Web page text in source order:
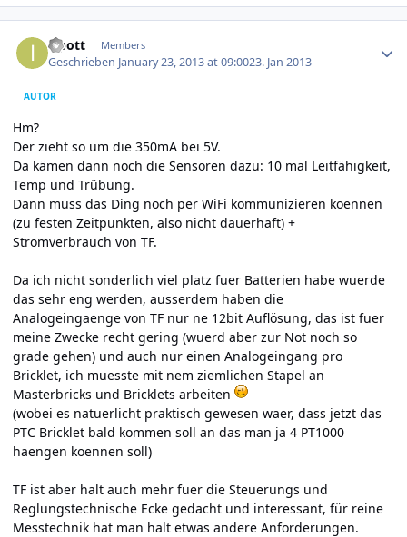
ispott Members
Geschrieben January 23, 2013 at 09:0023. Jan 2013
AUTOR
Hm?
Der zieht so um die 350mA bei 5V.
Da kämen dann noch die Sensoren dazu: 10 mal Leitfähigkeit,
Temp und Trübung.
Dann muss das Ding noch per WiFi kommunizieren koennen
(zu festen Zeitpunkten, also nicht dauerhaft) +
Stromverbrauch von TF.
Da ich nicht sonderlich viel platz fuer Batterien habe wuerde
das sehr eng werden, ausserdem haben die
Analogeingaenge von TF nur ne 12bit Auflösung, das ist fuer
meine Zwecke recht gering (wuerd aber zur Not noch so
grade gehen) und auch nur einen Analogeingang pro
Bricklet, ich muesste mit nem ziemlichen Stapel an
Masterbricks und Bricklets arbeiten
(wobei es natuerlicht praktisch gewesen waer, dass jetzt das
PTC Bricklet bald kommen soll an das man ja 4 PT1000
haengen koennen soll)
TF ist aber halt auch mehr fuer die Steuerungs und
Reglungstechnische Ecke gedacht und interessant, für reine
Messtechnik hat man halt etwas andere Anforderungen.